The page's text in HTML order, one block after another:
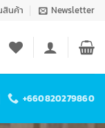
สินค้า Newsletter
+660820279860